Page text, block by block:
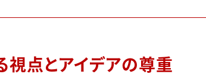
視点とアイデアの尊重